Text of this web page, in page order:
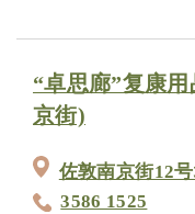
“卓思廊”复康
京街)
佐敦南京街12
3586 1525